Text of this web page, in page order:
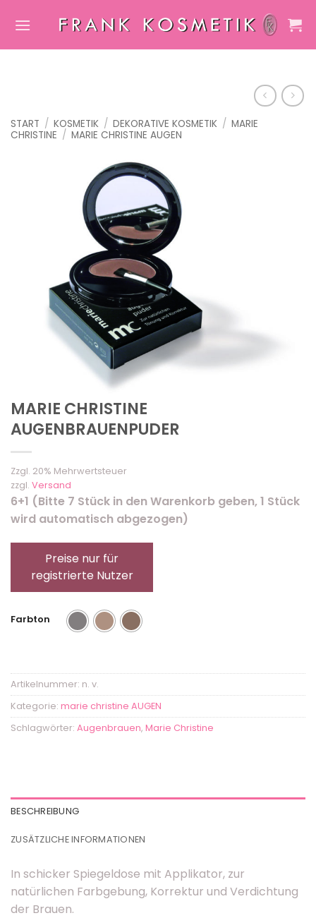
Inhalt
START / KOSMETIK / DEKORATIVE KOSMETIK / MARIE
CHRISTINE / MARIE CHRISTINE AUGEN
MARIE CHRISTINE
AUGENBRAUENPUDER
Zzgl. 20% Mehrwertsteuer
zzgl. Versand
6+1 (Bitte 7 Stück in den Warenkorb geben, 1 Stück
wird automatisch abgezogen)
Preise nur für
registrierte Nutzer
Farbton
Artikelnummer: n. v.
Kategorie: marie christine AUGEN
Schlagwörter: Augenbrauen, Marie Christine
BESCHREIBUNG
ZUSÄTZLICHE INFORMATIONEN
In schicker Spiegeldose mit Applikator, zur
natürlichen Farbgebung, Korrektur und Verdichtung
der Brauen.